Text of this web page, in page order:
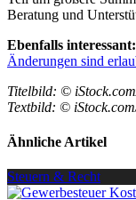
Beratung und
Ebenfalls interessant:
Änderungen sind
Titelbild: ©
Textbild: ©
Ähnliche Artikel
Steuern & Recht